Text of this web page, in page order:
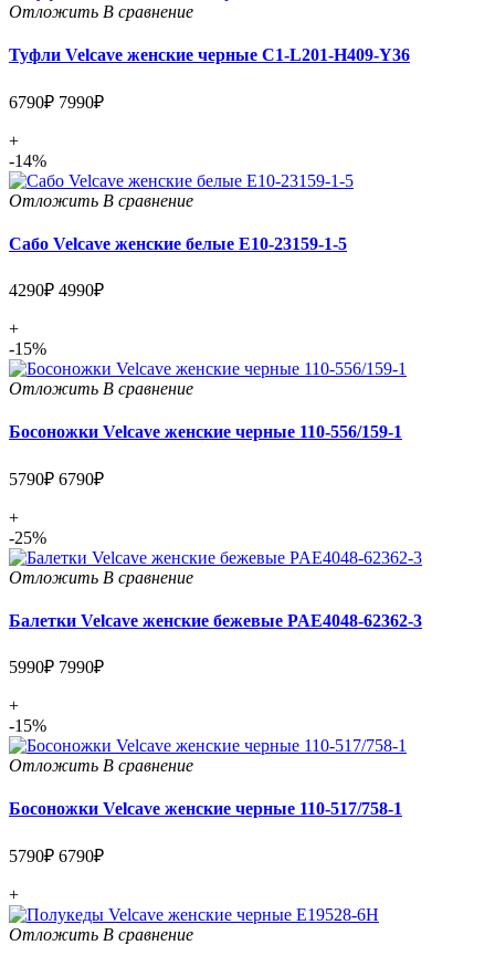
Отложить В сравнение
Туфли Velcave женские черные C1-L201-H409-Y36
6790₽ 7990₽
+
-14%
Отложить В сравнение
Сабо Velcave женские белые E10-23159-1-5
4290₽ 4990₽
+
-15%
Отложить В сравнение
Босоножки Velcave женские черные 110-556/159-1
5790₽ 6790₽
+
-25%
Отложить В сравнение
Балетки Velcave женские бежевые PAE4048-62362-3
5990₽ 7990₽
+
-15%
Отложить В сравнение
Босоножки Velcave женские черные 110-517/758-1
5790₽ 6790₽
+
Отложить В сравнение